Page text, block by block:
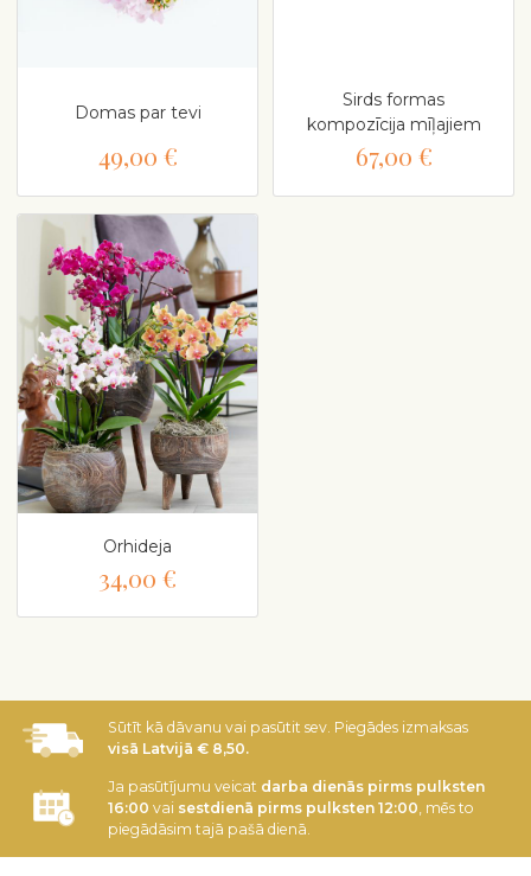
Domas par tevi
49,00 €
Sirds formas
kompozīcija mīļajiem
67,00 €
Orhideja
34,00 €
Sūtīt kā dāvanu vai pasūtit sev. Piegādes izmaksas
visā Latvijā € 8,50.
Ja pasūtījumu veicat darba dienās pirms pulksten
16:00 vai sestdienā pirms pulksten 12:00, mēs to
piegādāsim tajā pašā dienā.